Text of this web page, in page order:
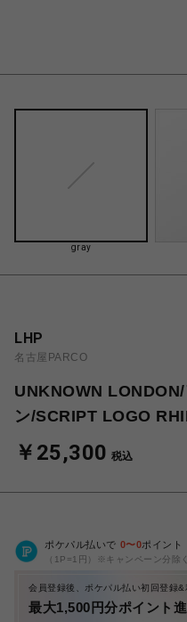
gray
LHP
名古屋PARCO
UNKNOWN
ン/SCRIPT LOGO
￥25,300 税込
ポケパル払いで 0〜0ポイント
（1P=1円）※キャンペーン分除く
会員登録後、ポケパル払い初回登録&
最大1,500円分ポイント